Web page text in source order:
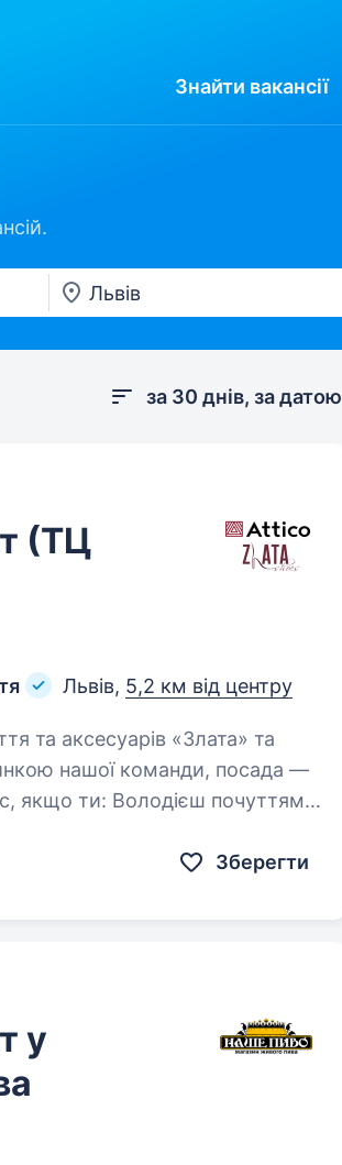
Знайти вакансії
за 30 днів, за датою
(ТЦ
Львів, 5,2 км від центру
нашої команди, посада —
Зберегти
у